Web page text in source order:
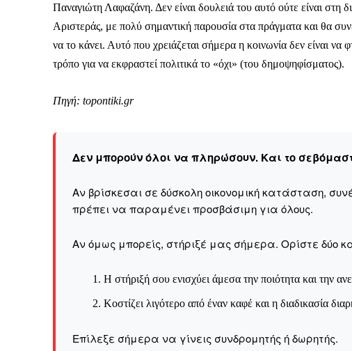
παραμένει προσβάσιμη για
Αν όμως μπορείς, στήριξέ μας
Η στήριξή σου ενισχύει
Παναγιώτη Λαφαζάνη. Δεν είναι δουλειά του αυτό ούτε είναι στη
Αριστεράς, με πολύ σημαντική παρουσία στα πράγματα και θα
να το κάνει. Αυτό που χρειάζεται σήμερα η κοινωνία δεν είναι
τρόπο για να εκφραστεί πολιτικά το «όχι» (του δημοψηφίσματος).
Πηγή: topontiki.gr
Δεν μπορούν όλοι να πληρώσουν. Και το
Αν βρίσκεσαι σε δύσκολη οικονομική κατάσταση,
πρέπει να παραμένει προσβάσιμη για όλους.
Αν όμως μπορείς, στήριξέ μας σήμερα. Ορίστε δύο
Η στήριξή σου ενισχύει άμεσα την ποιότητα και την
Κοστίζει λιγότερο από έναν καφέ και η διαδικασία
Επίλεξε σήμερα να γίνεις συνδρομητής ή δωρητής.